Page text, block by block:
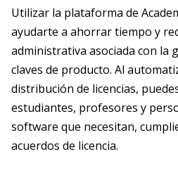
Utilizar la plataforma de
ayudarte a ahorrar tiempo y
administrativa asociada con la
claves de producto. Al
distribución de licencias,
estudiantes, profesores y
software que necesitan,
acuerdos de licencia.